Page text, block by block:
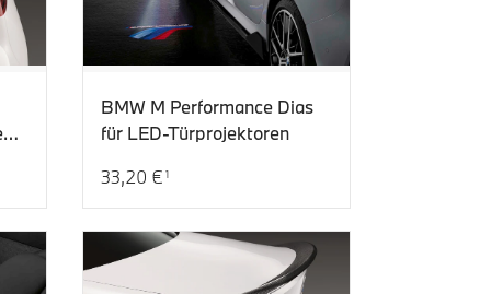
BMW M Performance Dias
für LED-Türprojektoren
Aktueller Preis: 33,20 €
33,20 € 1